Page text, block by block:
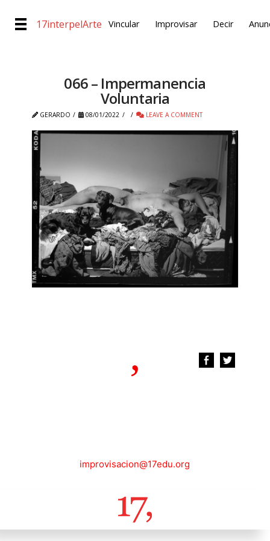
17interpelArte Vincular Improvisar Decir
066 – Impermanencia
Voluntaria
GERARDO 08/01/2022 LEAVE A COMMENT
improvisacion@17edu.org